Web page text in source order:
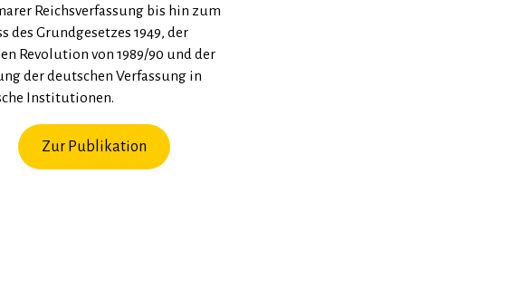
Reichsverfassung bis hin zum
des Grundgesetzes 1949, der
Revolution von 1989/90 und der
der deutschen Verfassung in
Institutionen.
Zur Publikation